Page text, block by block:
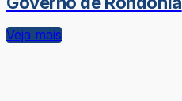
Veja mais